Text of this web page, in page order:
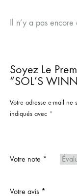
Il n’y a pas encore
Soyez Le
“SOL’S
Votre adresse e-mail ne
indiqués avec *
Votre note *
Votre avis *